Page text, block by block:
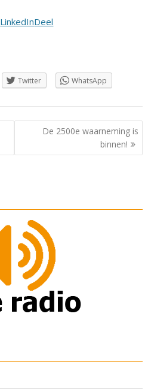
LinkedInDeel
Twitter WhatsApp
De 2500e waarneming is
binnen!